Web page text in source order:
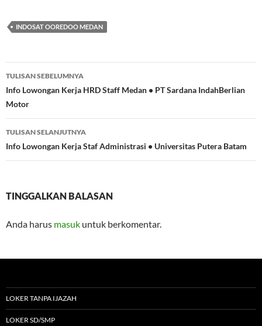
INDOSAT OOREDOO MEDAN
Navigasi
Tulisan
TULISAN SEBELUMNYA
Info Lowongan Kerja HRD Staff Medan • PT Sardana IndahBerlian
Motor
TULISAN SELANJUTNYA
Info Lowongan Kerja Staf Administrasi • Universitas Putera Batam
TINGGALKAN BALASAN
Anda harus masuk untuk berkomentar.
LOKER TANPA IJAZAH
LOKER SD/SMP